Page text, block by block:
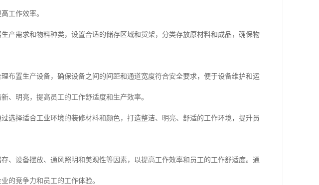
工作效率。
产需求和物料种类，设置合适的储存区域和货架，分类存放原材料和成品，确保物
布置生产设备，确保设备之间的间距和通道宽度符合安全要求，便于设备维护和运
、明亮，提高员工的工作舒适度和生产效率。
选择适合工业环境的装修材料和颜色，打造整洁、明亮、舒适的工作环境，提升员
、设备摆放、通风照明和美观性等因素，以提高工作效率和员工的工作舒适度。通
的竞争力和员工的工作体验。